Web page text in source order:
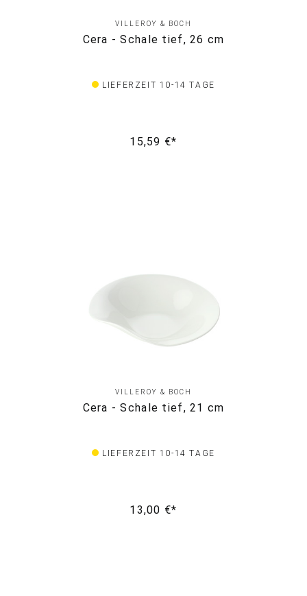
VILLEROY & BOCH
Cera - Schale tief, 26 cm
LIEFERZEIT 10-14 TAGE
15,59 €*
VILLEROY & BOCH
Cera - Schale tief, 21 cm
LIEFERZEIT 10-14 TAGE
13,00 €*